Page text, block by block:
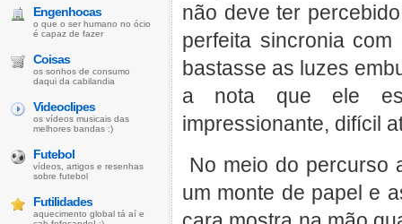
não deve ter
perfeita sincronia
bastasse as luzes
a nota que ele
impressionante, difícil
No meio do percurso
um monte de papel e
Engenhocas
o que o ser humano no ócio
é capaz de fazer
Coisas
os sonhos de consumo
daqui da cabilandia
Videoclipes
os vídeos musicais das
melhores bandas :)
Futebol
vídeos, artigos e resenhas
sobre futebol
Futilidades
aquecimento global tá aí e